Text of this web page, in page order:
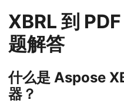
XBRL 到
题解答
什么是 Aspose
器？